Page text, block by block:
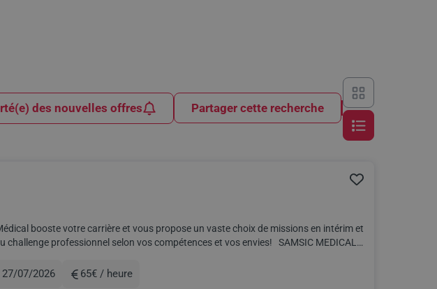
des nouvelles offres Partager cette recherche
booste votre carrière et vous propose un vaste choix de missions en intérim et
professionnel selon vos compétences et vos envies! SAMSIC MEDICAL,
27/07/2026
Rémunération
65€ / heure